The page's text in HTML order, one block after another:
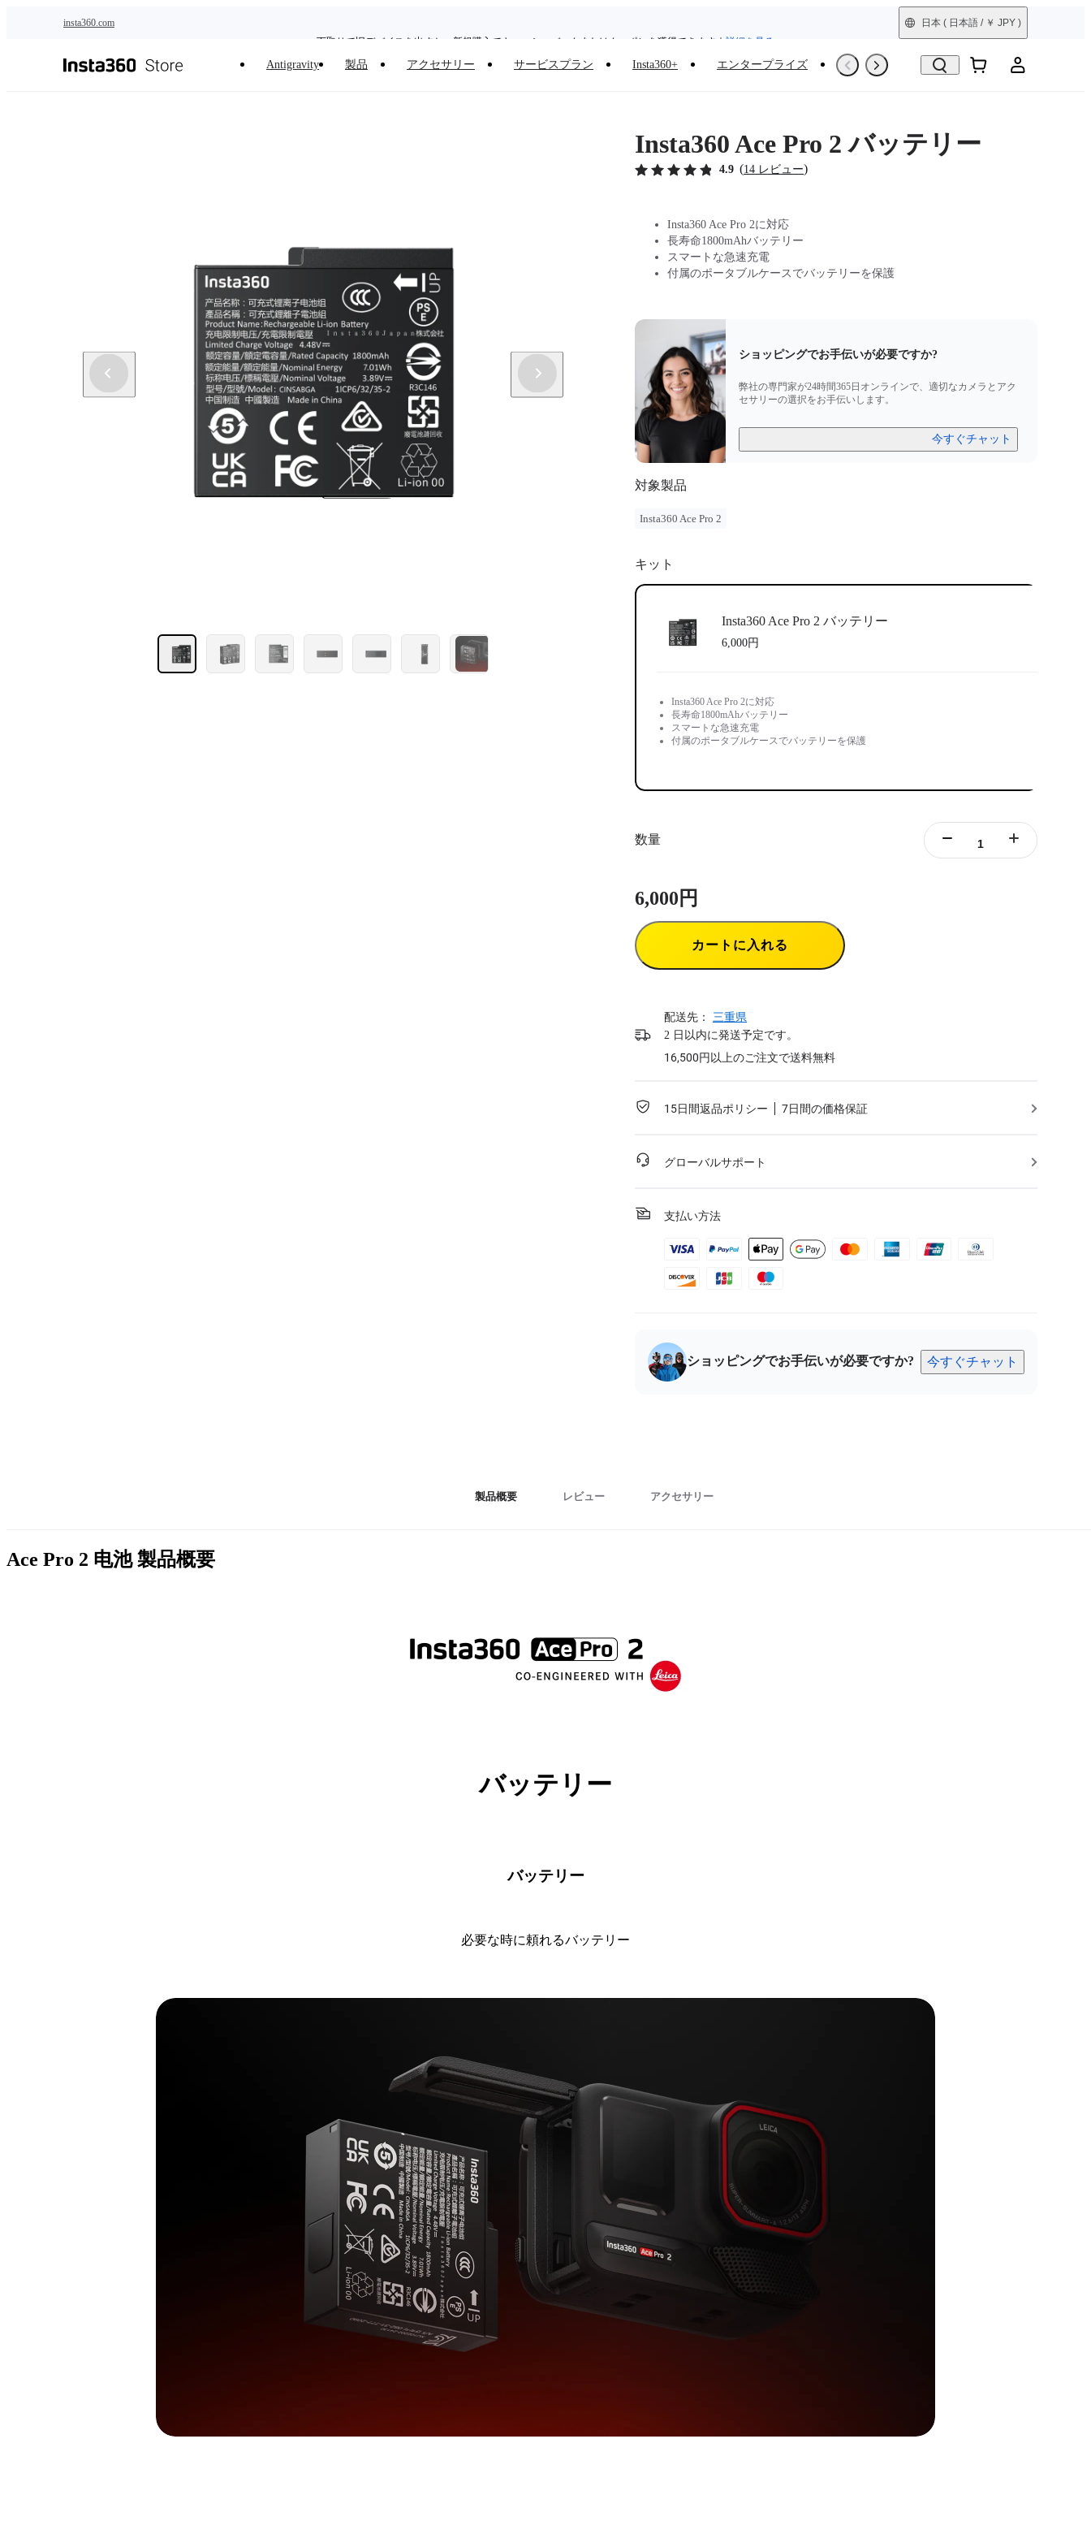
insta360.com 日本 ( 日本語 / ￥ JPY )
Antigravity 製品 アクセサリー サービスプラン Insta360+ エンタープライズ 撮影シーン Trade-In 整備済製品
Insta360 Ace Pro 2 バッテリー
4.9 (14 レビュー)
Insta360 Ace Pro 2に対応
長寿命1800mAhバッテリー
スマートな急速充電
付属のポータブルケースでバッテリーを保護
ショッピングでお手伝いが必要ですか?
弊社の専門家が24時間365日オンラインで、適切なカメラとアク
セサリーの選択をお手伝いします。
今すぐチャット
対象製品
Insta360 Ace Pro 2
キット
Insta360 Ace Pro 2 バッテリー
6,000円
Insta360 Ace Pro 2に対応
長寿命1800mAhバッテリー
スマートな急速充電
付属のポータブルケースでバッテリーを保護
数量
6,000円
カートに入れる
配送先：
三重県
2 日以内に発送予定です。
16,500円以上のご注文で送料無料
15日間返品ポリシー 7日間の価格保証
グローバルサポート
支払い方法
ショッピングでお手伝いが必要ですか? 今すぐチャット
製品概要 レビュー アクセサリー
Ace Pro 2 电池製品概要
バッテリー
バッテリー
必要な時に頼れるバッテリー